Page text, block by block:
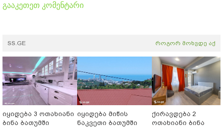
გააკეთეთ კომენტარი
SS.GE როგორ მოხვდე აქ
იყიდება 3 ოთახიანი
ბინა ბათუმში
იყიდება მიწის
ნაკვეთი ბათუმში
ქირავდება 2
ოთახიანი ბინა